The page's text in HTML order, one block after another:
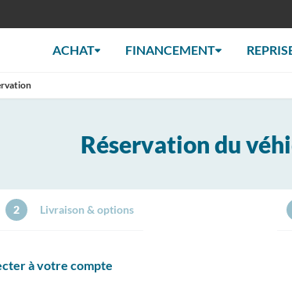
ACHAT FINANCEMENT
Réservation du
2 Livraison & options
à votre compte